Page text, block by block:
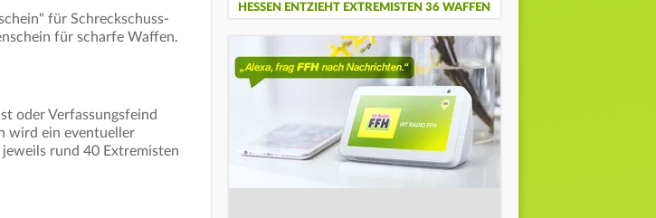
für Schreckschuss-
für scharfe Waffen.
oder Verfassungsfeind
wird ein eventueller
rund 40 Extremisten
HESSEN ENTZIEHT EXTREMISTEN 36 WAFFEN